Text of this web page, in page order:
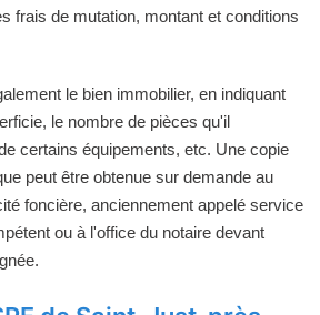
frais de mutation, montant et conditions
le bien immobilier, en indiquant
le nombre de pièces qu'il
certains équipements, etc. Une copie
peut être obtenue sur demande au
foncière, anciennement appelé service
ou à l'office du notaire devant